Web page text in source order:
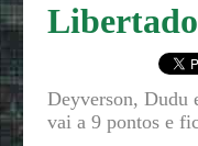
Deyverson, Dudu
vai a 9 pontos e